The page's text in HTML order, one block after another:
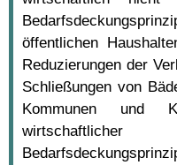
öffentlichen
Reduzierungen der
Schließungen von
Kommunen und
wirtschaftlicher